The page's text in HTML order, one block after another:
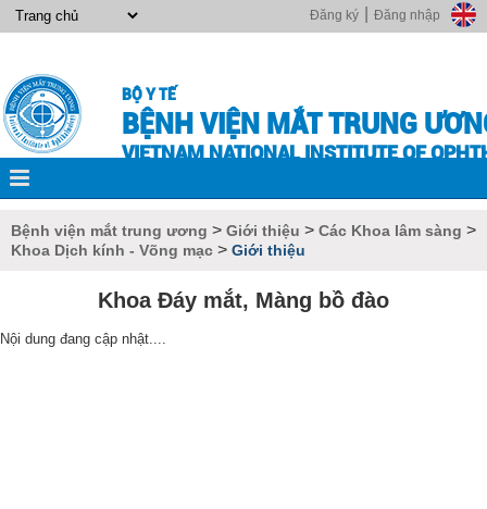
Đăng nhập
Đăng ký
BỘ Y TẾ
BỆNH VIỆN MẮT TRUNG
VIETNAM NATIONAL INSTITUTE OF
Bệnh viện mắt trung ương > Giới thiệu > Các Khoa lâm sàng >
Khoa Dịch kính - Võng mạc > Giới thiệu
Khoa Đáy mắt, Màng bồ đào
Nội dung đang cập nhật....